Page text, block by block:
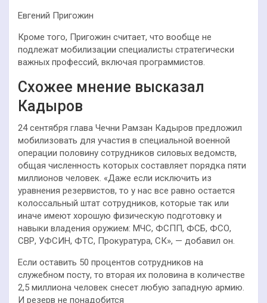
Евгений Пригожин
Кроме того, Пригожин считает, что вообще не
подлежат мобилизации специалисты стратегически
важных профессий, включая программистов.
Схожее мнение высказал
Кадыров
24 сентября глава Чечни Рамзан Кадыров предложил
мобилизовать для участия в специальной военной
операции половину сотрудников силовых ведомств,
общая численность которых составляет порядка пяти
миллионов человек. «Даже если исключить из
уравнения резервистов, то у нас все равно остается
колоссальный штат сотрудников, которые так или
иначе имеют хорошую физическую подготовку и
навыки владения оружием: МЧС, ФСПП, ФСБ, ФСО,
СВР, УФСИН, ФТС, Прокуратура, СК», — добавил он.
Если оставить 50 процентов сотрудников на
служебном посту, то вторая их половина в количестве
2,5 миллиона человек снесет любую западную армию.
И резерв не понадобится